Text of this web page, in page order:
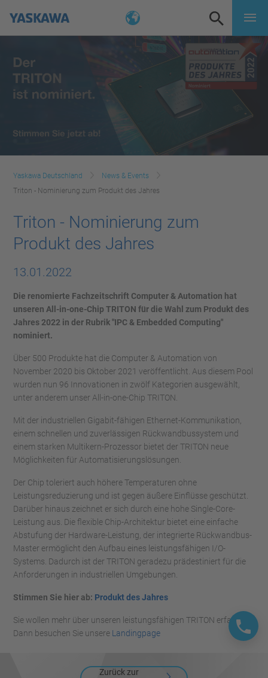
Yaskawa Deutschland
News & Events
Triton - Nominierung zum Produkt des Jahres
Triton - Nominierung zum
Produkt des Jahres
13.01.2022
Die renomierte Fachzeitschrift Computer & Automation hat
unseren All-in-one-Chip TRITON für die Wahl zum Produkt des
Jahres 2022 in der Rubrik "IPC & Embedded Computing"
nominiert.
Über 500 Produkte hat die Computer & Automation von
November 2020 bis Oktober 2021 veröffentlicht. Aus diesem Pool
wurden nun 96 Innovationen in zwölf Kategorien ausgewählt,
unter anderem unser All-in-one-Chip TRITON.
Mit der industriellen Gigabit-fähigen Ethernet-Kommunikation,
einem schnellen und zuverlässigen Rückwandbussystem und
einem starken Multikern-Prozessor bietet der TRITON neue
Möglichkeiten für Automatisierungslösungen.
Der Chip toleriert auch höhere Temperaturen ohne
Leistungsreduzierung und ist gegen äußere Einflüsse geschützt.
Darüber hinaus zeichnet er sich durch eine hohe Single-Core-
Leistung aus. Die flexible Chip-Architektur bietet eine einfache
Abstufung der Hardware-Leistung, der integrierte Rückwandbus-
Master ermöglicht den Aufbau eines leistungsfähigen I/O-
Systems. Dadurch ist der TRITON geradezu prädestiniert für die
Anforderungen in industriellen Umgebungen.
Stimmen Sie hier ab: Produkt des Jahres
Sie wollen mehr über unseren leistungsfähigen TRITON erfahren?
Dann besuchen Sie unsere Landingpage
Zurück zur